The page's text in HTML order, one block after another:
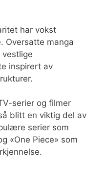
har vokst
Oversatte manga
vestlige
inspirert av
serier og filmer
blitt en viktig del av
serier som
«One Piece» som